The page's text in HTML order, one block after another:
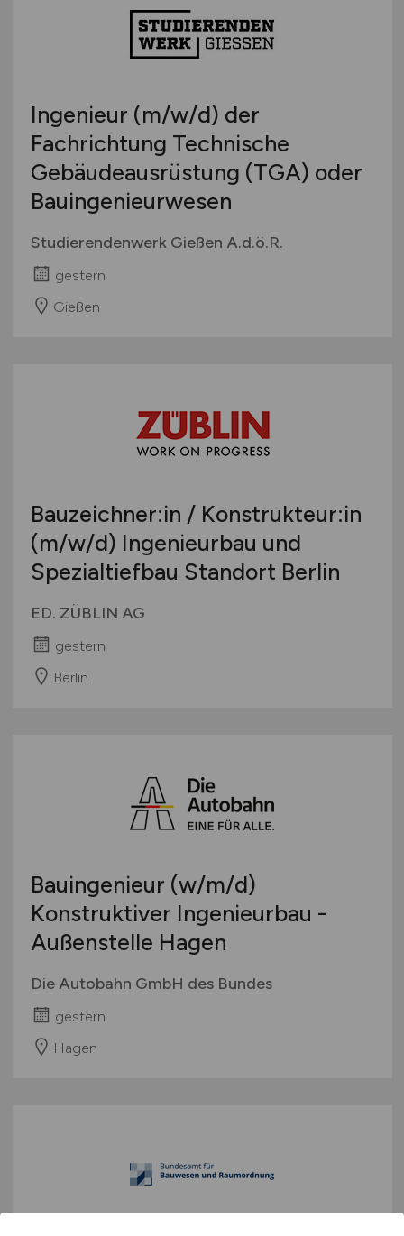
Ingenieur (m/w/d) der
Fachrichtung Technische
Gebäudeausrüstung (TGA) oder
Bauingenieurwesen
Studierendenwerk Gießen A.d.ö.R.
gestern
Gießen
Bauzeichner:in / Konstrukteur:in
(m/w/d) Ingenieurbau und
Spezialtiefbau Standort Berlin
ED. ZÜBLIN AG
gestern
Berlin
Bauingenieur (w/m/d)
Konstruktiver Ingenieurbau -
Außenstelle Hagen
Die Autobahn GmbH des Bundes
gestern
Hagen